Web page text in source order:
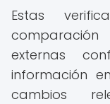
Estas
externas
información
cambios